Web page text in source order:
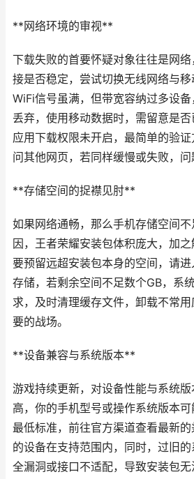
**网络环境的审视**
下载失败的首要怀疑对象往往是网
接是否稳定，尝试切换无线网络与
WiFi信号虽满，但带宽容纳过多设
丢弃，使用移动数据时，需留意是
应用下载权限未开启，最简单的验
问其他网页，若同样缓慢或失败，问
**存储空间的捉襟见肘**
如果网络通畅，那么手机存储空间
因，王者荣耀安装包体积庞大，加
要预留远超安装包本身的空间，请
存储，若剩余空间不足数个GB，系
求，及时清理缓存文件，卸载不常
要的战场。
**设备兼容与系统版本**
游戏持续更新，对设备性能与系统
高，你的手机型号或操作系统版本
最低标准，前往官方渠道查看最新
的设备在支持范围内，同时，过旧
全漏洞或接口不适配，导致安装包无